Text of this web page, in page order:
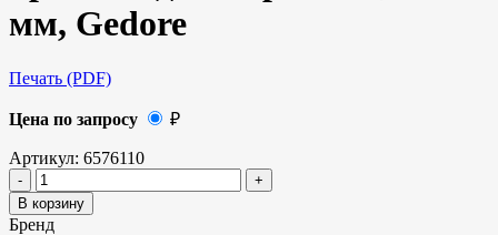
мм, Gedore
Печать (PDF)
Цена по запросу ₽
Артикул: 6576110
В корзину
Бренд